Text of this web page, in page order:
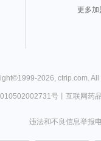
更多加
1999-2026 ctrip.com .
号丨 互联网药
违法和不良信息举报